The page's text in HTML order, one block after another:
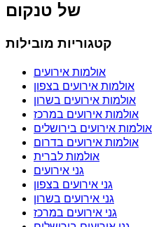
של טנקום
קטגוריות מובילות
אולמות אירועים
אולמות אירועים בצפון
אולמות אירועים בשרון
אולמות אירועים במרכז
אולמות אירועים בירושלים
אולמות אירועים בדרום
אולמות לברית
גני אירועים
גני אירועים בצפון
גני אירועים בשרון
גני אירועים במרכז